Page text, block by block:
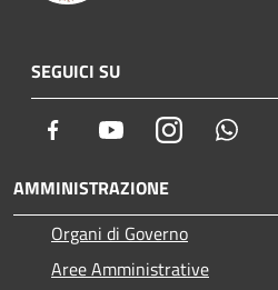
SEGUICI SU
Facebook YoutubeInstagram
AMMINISTRAZIONE
Organi di Governo
Aree Amministrative